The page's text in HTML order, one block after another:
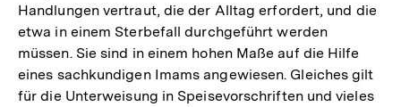
Handlungen vertraut, die der Alltag erfordert, und die
etwa in einem Sterbefall durchgeführt werden
müssen. Sie sind in einem hohen Maße auf die Hilfe
eines sachkundigen Imams angewiesen. Gleiches gilt
für die Unterweisung in Speisevorschriften und vieles